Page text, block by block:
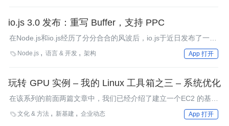
io.js 3.0 发布：重写 Buffer，支持 PPC
在Node.js和io.js经历了分分合合的风波后，io.js于近日发布了一个
大版本——v3.0。本文对新版本io.js的更新进行了介绍。
 Node.js 语言 & 开发 架构 App 打开
玩转 GPU 实例 – 我的 Linux 工具箱之三 – 系统优化
在该系列的前面两篇文章中，我们已经介绍了建立一个EC2 的基于
Ubuntu 18.04 的GPU实例的方法以及针对这个实例完成了基础的
文化 & 方法 新基建 企业动态 App 打开